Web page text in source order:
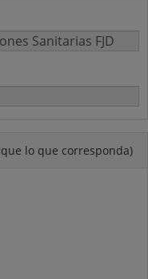
lo que corresponda)